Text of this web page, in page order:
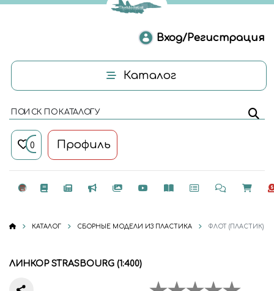
Вход/Регистрация
Каталог
ПОИСК ПО КАТАЛОГУ
0 Профиль
КАТАЛОГ СБОРНЫЕ МОДЕЛИ ИЗ ПЛАСТИКА ФЛОТ (ПЛАСТИК)
ЛИНКОР STRASBOURG (1:400)